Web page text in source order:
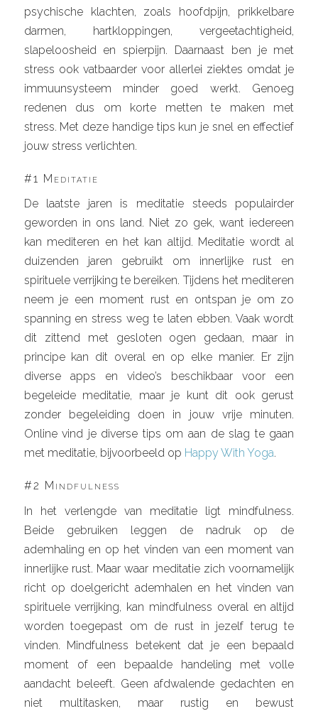
psychische klachten, zoals hoofdpijn, prikkelbare
darmen, hartkloppingen, vergeetachtigheid,
slapeloosheid en spierpijn. Daarnaast ben je met
stress ook vatbaarder voor allerlei ziektes omdat je
immuunsysteem minder goed werkt. Genoeg
redenen dus om korte metten te maken met
stress. Met deze handige tips kun je snel en effectief
jouw stress verlichten.
#1 Meditatie
De laatste jaren is meditatie steeds populairder
geworden in ons land. Niet zo gek, want iedereen
kan mediteren en het kan altijd. Meditatie wordt al
duizenden jaren gebruikt om innerlijke rust en
spirituele verrijking te bereiken. Tijdens het mediteren
neem je een moment rust en ontspan je om zo
spanning en stress weg te laten ebben. Vaak wordt
dit zittend met gesloten ogen gedaan, maar in
principe kan dit overal en op elke manier. Er zijn
diverse apps en video’s beschikbaar voor een
begeleide meditatie, maar je kunt dit ook gerust
zonder begeleiding doen in jouw vrije minuten.
Online vind je diverse tips om aan de slag te gaan
met meditatie, bijvoorbeeld op Happy With Yoga.
#2 Mindfulness
In het verlengde van meditatie ligt mindfulness.
Beide gebruiken leggen de nadruk op de
ademhaling en op het vinden van een moment van
innerlijke rust. Maar waar meditatie zich voornamelijk
richt op doelgericht ademhalen en het vinden van
spirituele verrijking, kan mindfulness overal en altijd
worden toegepast om de rust in jezelf terug te
vinden. Mindfulness betekent dat je een bepaald
moment of een bepaalde handeling met volle
aandacht beleeft. Geen afdwalende gedachten en
niet multitasken, maar rustig en bewust